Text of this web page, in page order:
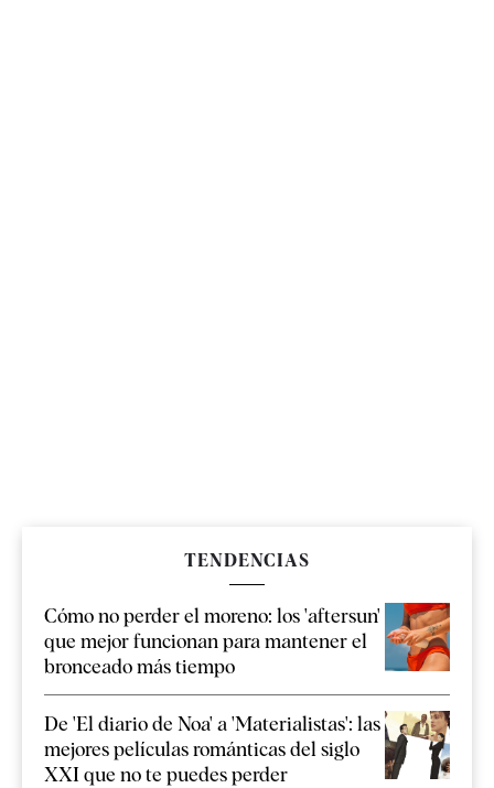
TENDENCIAS
Cómo no perder el moreno: los 'aftersun'
que mejor funcionan para mantener el
bronceado más tiempo
De 'El diario de Noa' a 'Materialistas': las
mejores películas románticas del siglo
XXI que no te puedes perder